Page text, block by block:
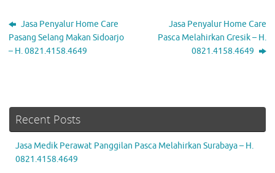
Jasa Penyalur Home Care
Pasang Selang Makan Sidoarjo
– H. 0821.4158.4649
Jasa Penyalur Home Care
Pasca Melahirkan Gresik – H.
0821.4158.4649
Recent Posts
Jasa Medik Perawat Panggilan Pasca Melahirkan Surabaya – H.
0821.4158.4649